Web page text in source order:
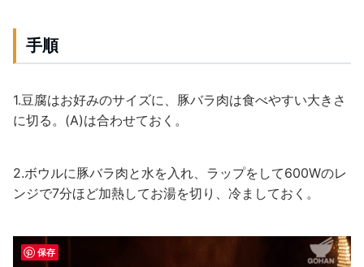
手順
1.豆腐はお好みのサイズに、豚バラ肉は食べやすい大きさ
に切る。(A)は合わせておく。
2.ボウルに豚バラ肉と水を入れ、ラップをして600Wのレ
ンジで7分ほど加熱してお湯を切り、冷ましておく。
保存